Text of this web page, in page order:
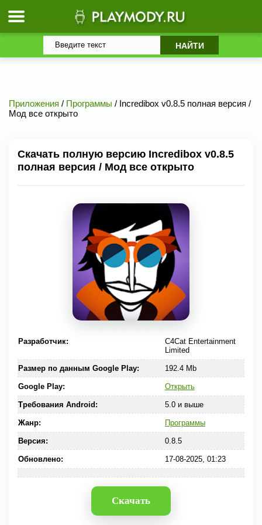
Приложения / Программы / Incredibox v0.8.5 полная версия /
Мод все открыто
Скачать полную версию Incredibox v0.8.5
полная версия / Мод все открыто
Разработчик:
C4Cat Entertainment
Limited
Размер по данным Google Play: 192.4 Mb
Google Play: Открыть
Требования Android: 5.0 и выше
Жанр: Программы
Версия: 0.8.5
Обновлено: 17-08-2025, 01:23
Скачать